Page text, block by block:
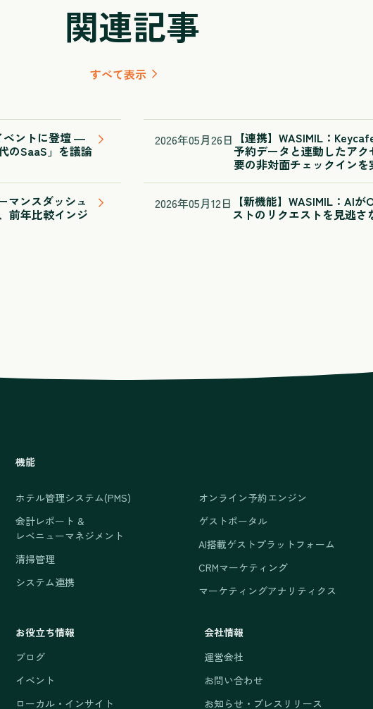
関連記事
すべて表示
ベントに登壇 ―
のSaaS」を議論
2026年05月26日 【連携】WASIMIL：
予約データと連動したア
要の非対面チェックインを
マンスダッシュ
前年比較インジ
2026年05月12日 【新機能】WASIMIL：AI
ストのリクエストを見逃さ
機能
ホテル管理システム(PMS)
会計レポート &
レベニューマネジメント
清掃管理
システム連携
オンライン予約エンジン
ゲストポータル
AI搭載ゲストプラットフォーム
CRMマーケティング
マーケティングアナリティクス
お役立ち情報
ブログ
イベント
ローカル・インサイト
会社情報
運営会社
お問い合わせ
お知らせ・プレスリリース